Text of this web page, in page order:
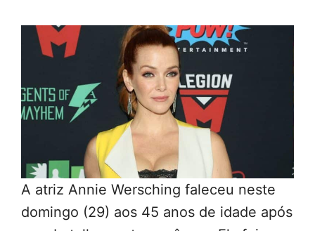
A atriz Annie Wersching faleceu neste
domingo (29) aos 45 anos de idade após